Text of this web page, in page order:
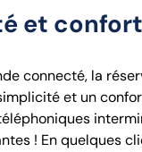
et confort
connecté, la
et un
! En quelques